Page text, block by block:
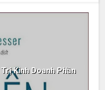
Kinh Doanh Phần